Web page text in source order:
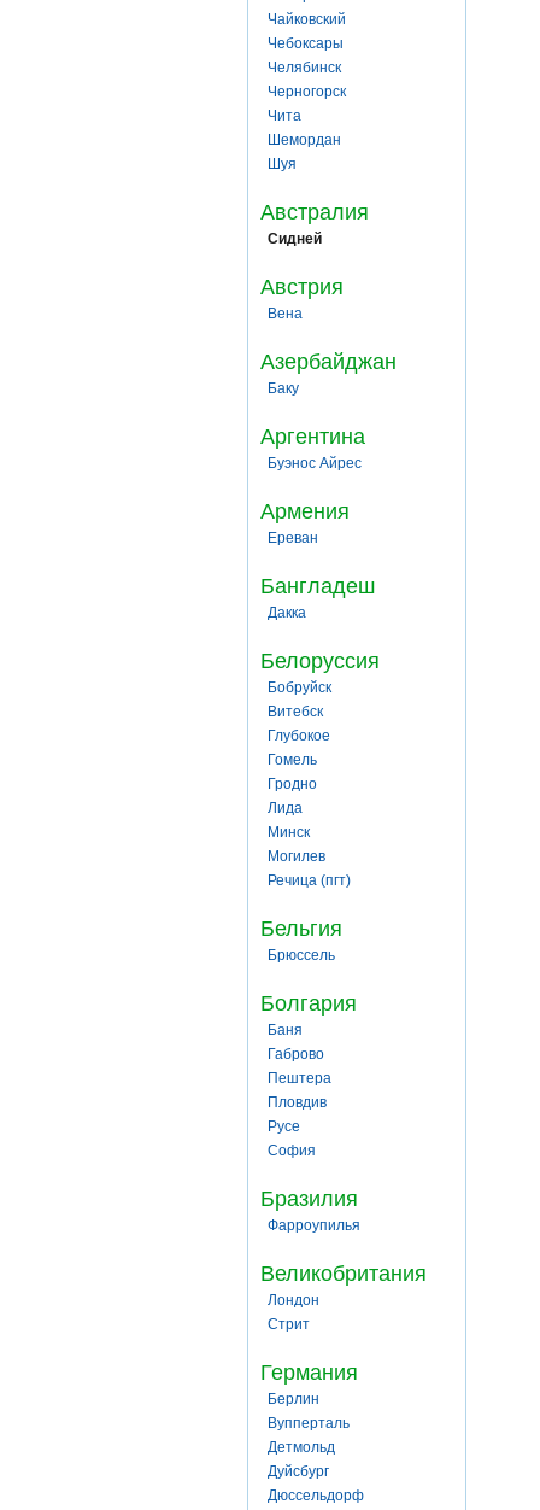
Чайковский
Чебоксары
Челябинск
Черногорск
Чита
Шемордан
Шуя
Австралия
Сидней
Австрия
Вена
Азербайджан
Баку
Аргентина
Буэнос Айрес
Армения
Ереван
Бангладеш
Дакка
Белоруссия
Бобруйск
Витебск
Глубокое
Гомель
Гродно
Лида
Минск
Могилев
Речица (пгт)
Бельгия
Брюссель
Болгария
Баня
Габрово
Пештера
Пловдив
Русе
София
Бразилия
Фарроупилья
Великобритания
Лондон
Стрит
Германия
Берлин
Вупперталь
Детмольд
Дуйсбург
Дюссельдорф